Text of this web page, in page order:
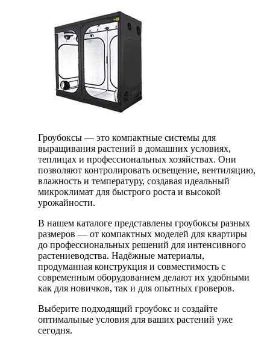
Гроубоксы — это компактные системы для
выращивания растений в домашних условиях,
теплицах и профессиональных хозяйствах. Они
позволяют контролировать освещение, вентиляцию,
влажность и температуру, создавая идеальный
микроклимат для быстрого роста и высокой
урожайности.
В нашем каталоге представлены гроубоксы разных
размеров — от компактных моделей для квартиры
до профессиональных решений для интенсивного
растениеводства. Надёжные материалы,
продуманная конструкция и совместимость с
современным оборудованием делают их удобными
как для новичков, так и для опытных гроверов.
Выберите подходящий гроубокс и создайте
оптимальные условия для ваших растений уже
сегодня.